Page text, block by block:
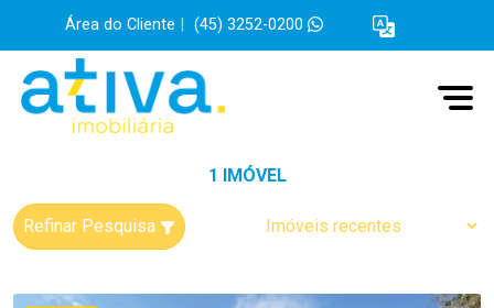
Área do Cliente (45) 3252-0200
1 IMÓVEL
Refinar Pesquisa